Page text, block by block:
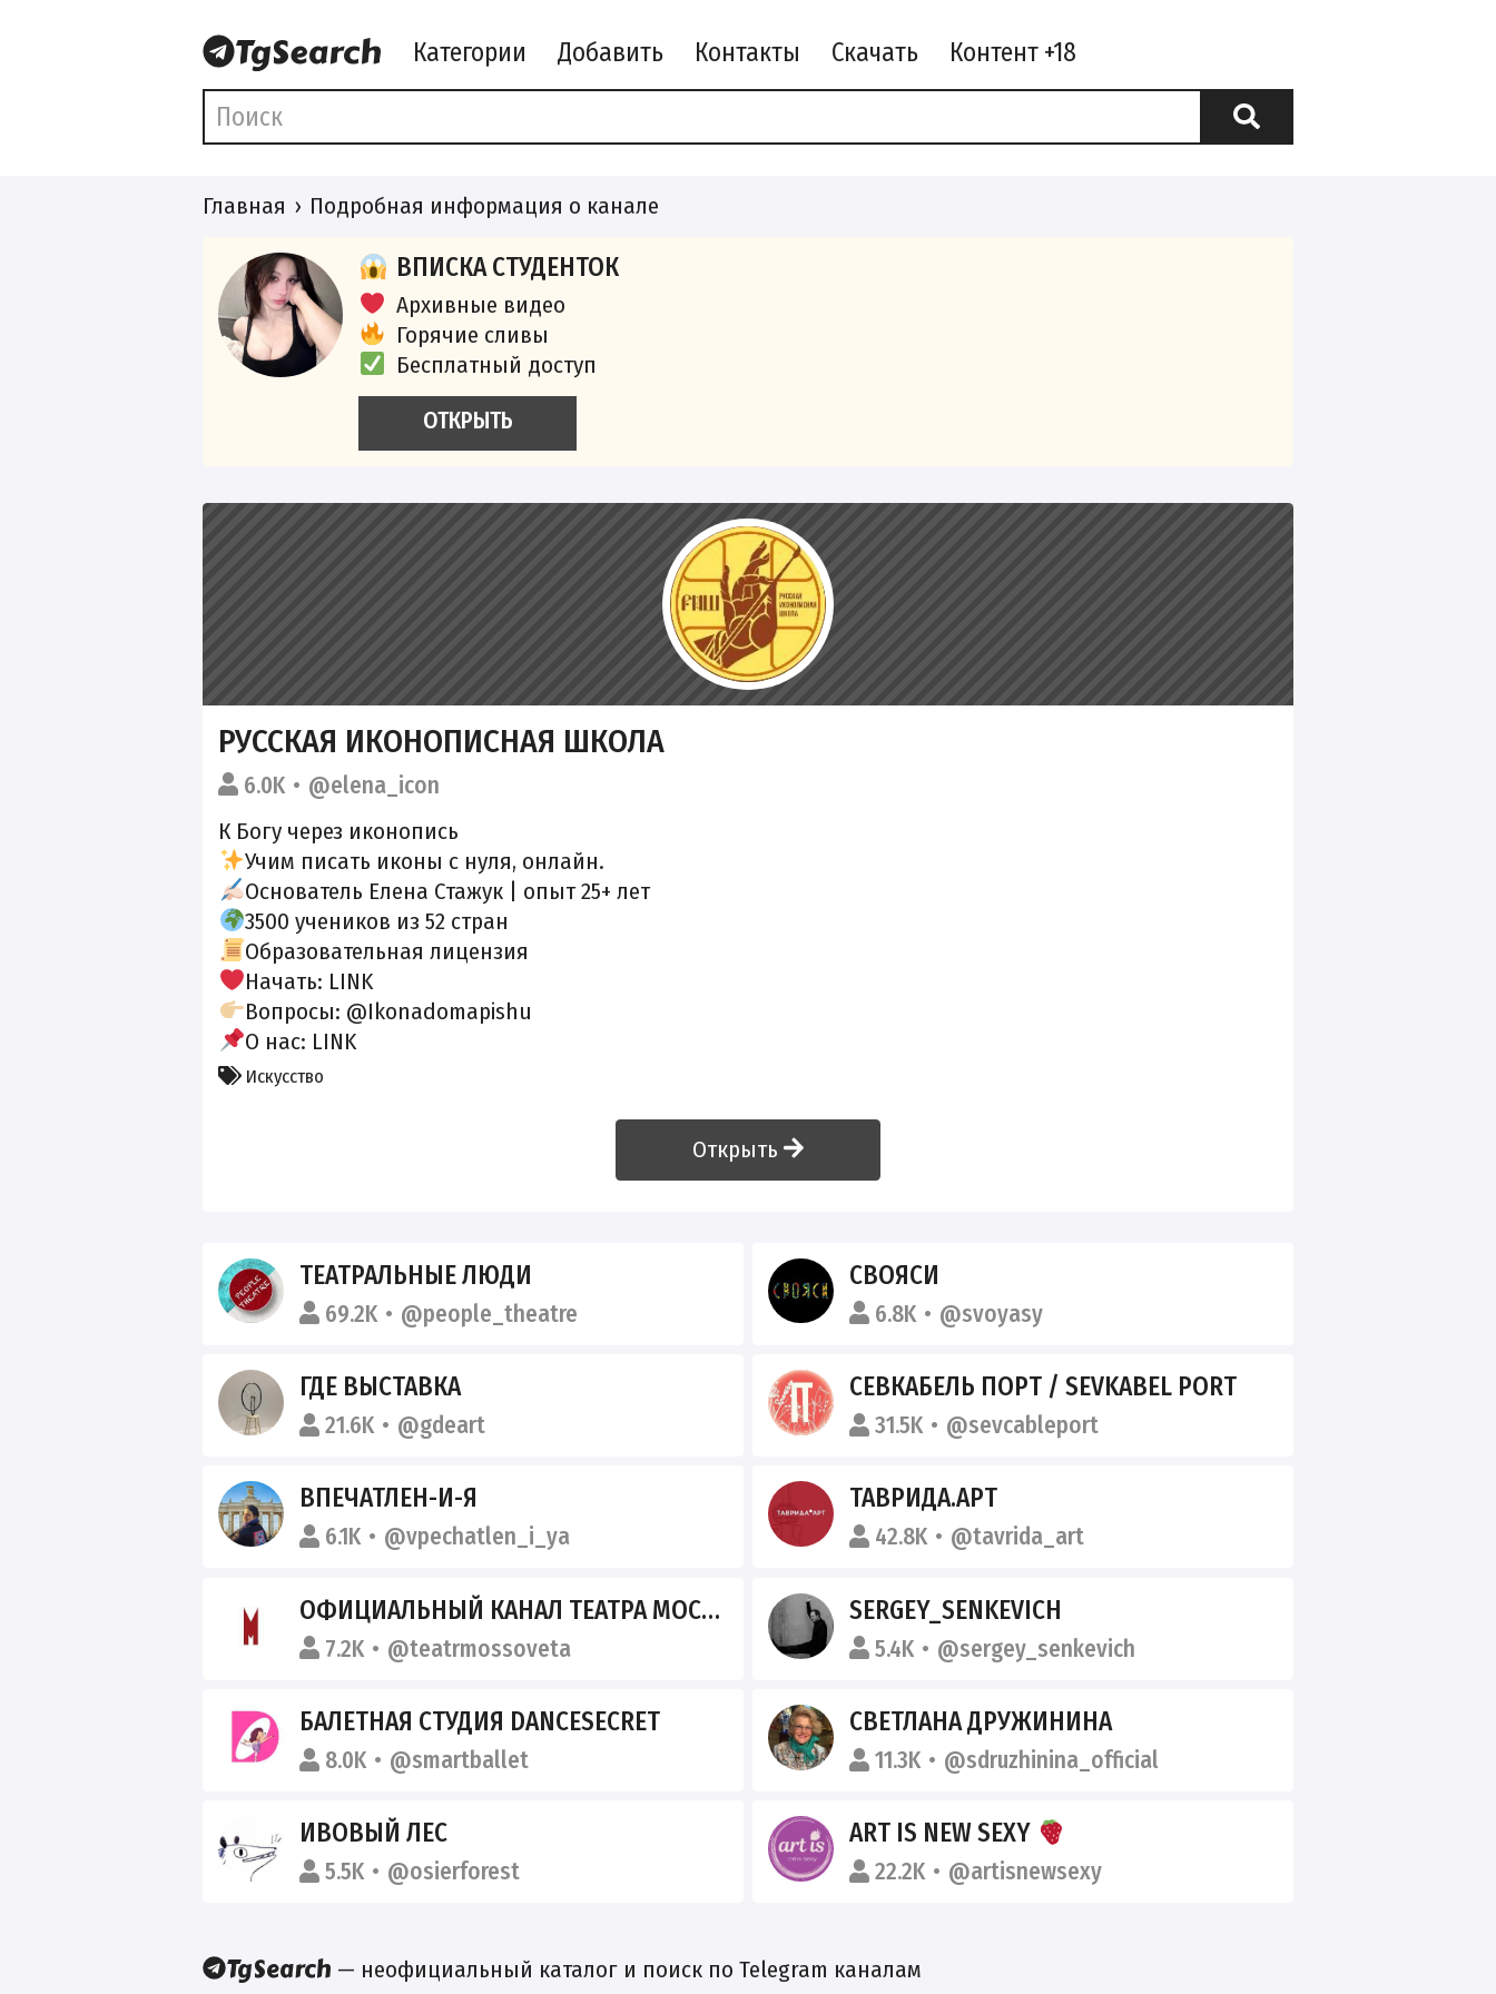
Категории Добавить Контакты Скачать
Главная Подробная информация о канале
ВПИСКА СТУДЕНТОК
Архивные видео
Горячие сливы
Бесплатный доступ
ОТКРЫТЬ
РУССКАЯ ИКОНОПИСНАЯ ШКОЛА
6.0K
@elena_icon
К Богу через иконопись
Учим писать иконы с нуля, онлайн.
Основатель Елена Стажук | опыт 25+ лет
3500 учеников из 52 стран
Образовательная лицензия
Начать: LINK
Вопросы: @Ikonadomapishu
О нас: LINK
Искусство
Открыть
ТЕАТРАЛЬНЫЕ ЛЮДИ
69.2K @people_theatre
СВОЯСИ
6.8K @svoyasy
ГДЕ ВЫСТАВКА
21.6K @gdeart
СЕВКАБЕЛЬ ПОРТ / SEVKABEL PORT
31.5K @sevcableport
ВПЕЧАТЛЕН-И-Я
6.1K @vpechatlen_i_ya
ТАВРИДА.АРТ
42.8K @tavrida_art
ОФИЦИАЛЬНЫЙ КАНАЛ ТЕАТРА МОССОВЕТА
7.2K @teatrmossoveta
SERGEY_SENKEVICH
5.4K @sergey_senkevich
БАЛЕТНАЯ СТУДИЯ DANCESECRET
8.0K @smartballet
СВЕТЛАНА ДРУЖИНИНА
11.3K @sdruzhinina_official
ИВОВЫЙ ЛЕС
5.5K @osierforest
ART IS NEW SEXY
22.2K @artisnewsexy
— неофициальный каталог и поиск по Telegram каналам